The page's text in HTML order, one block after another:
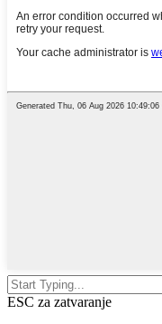
ESC za zatvaranje